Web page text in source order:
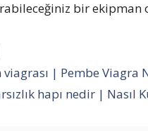
bir ekipman
viagrası | Pembe Viagra
hapı nedir | Nasıl